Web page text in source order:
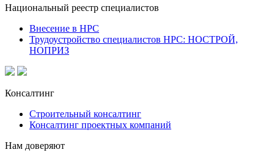
Национальный реестр специалистов
Внесение в НРС
Трудоустройство специалистов НРС: НОСТРОЙ,
НОПРИЗ
Консалтинг
Строительный консалтинг
Консалтинг проектных компаний
Нам доверяют